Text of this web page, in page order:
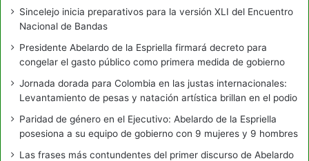
Sincelejo inicia preparativos para la versión XLI del Encuentro
Nacional de Bandas
Presidente Abelardo de la Espriella firmará decreto para
congelar el gasto público como primera medida de gobierno
Jornada dorada para Colombia en las justas internacionales:
Levantamiento de pesas y natación artística brillan en el podio
Paridad de género en el Ejecutivo: Abelardo de la Espriella
posesiona a su equipo de gobierno con 9 mujeres y 9 hombres
Las frases más contundentes del primer discurso de Abelardo